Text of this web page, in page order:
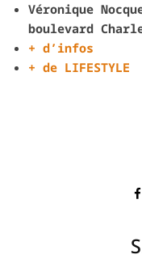
Véronique
boulevard
+ d’infos
+ de LIFESTYLE